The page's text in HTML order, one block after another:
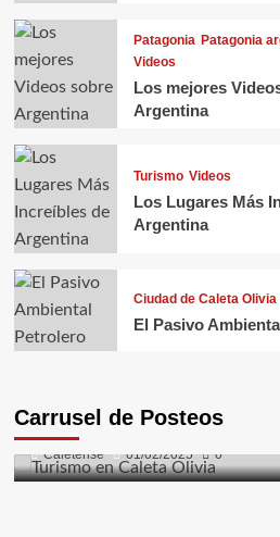
Patagonia Patagonia
Videos
Los mejores
Argentina
Turismo Videos
Los Lugares Más
Argentina
Ciudad de Caleta Olivia
El Pasivo
Carrusel de Posteos
Turismo en Caleta Olivia
Caletense 01/02/2025 0